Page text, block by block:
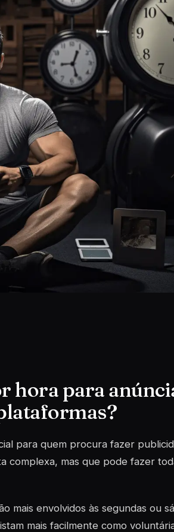
hora para
para quem procura fazer
complexa, mas que pode fazer
mais envolvidos às segundas ou
mais facilmente como